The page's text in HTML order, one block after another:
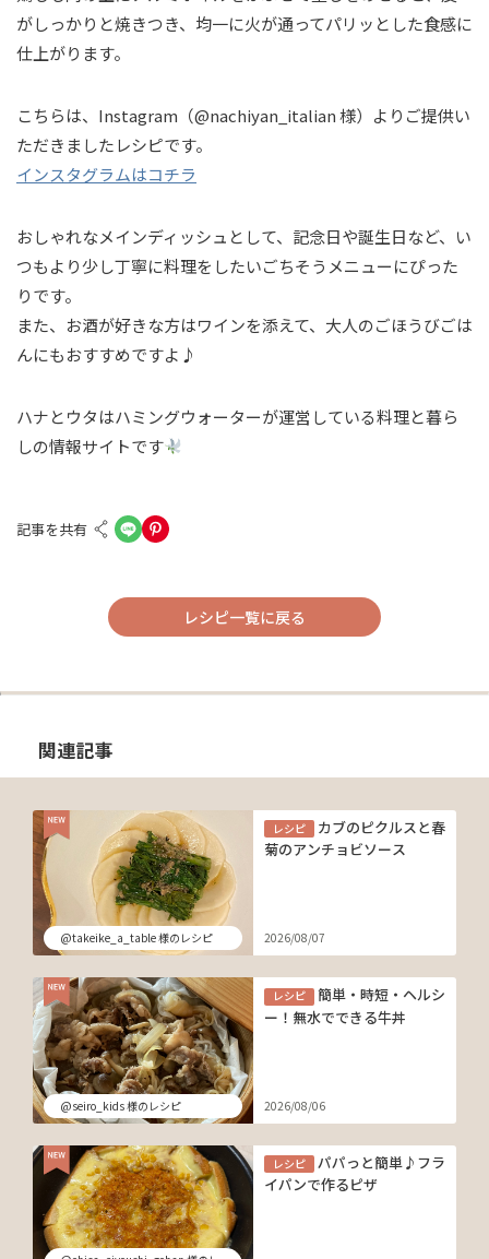
がしっかりと焼きつき、均一に火が通ってパリッとした食感に
仕上がります。
こちらは、Instagram（@nachiyan_italian 様）よりご提供い
ただきましたレシピです。
インスタグラムはコチラ
おしゃれなメインディッシュとして、記念日や誕生日など、い
つもより少し丁寧に料理をしたいごちそうメニューにぴった
りです。
また、お酒が好きな方はワインを添えて、大人のごほうびごは
んにもおすすめですよ♪
ハナとウタはハミングウォーターが運営している料理と暮ら
しの情報サイトです
記事を共有
レシピ一覧に戻る
関連記事
@takeike_a_table 様のレシピ
レシピ
カブのピクルスと春
菊のアンチョビソース
2026/08/07
@seiro_kids 様のレシピ
レシピ
簡単・時短・ヘルシ
ー！無水でできる牛丼
2026/08/06
レシピ
パパっと簡単♪フラ
イパンで作るピザ